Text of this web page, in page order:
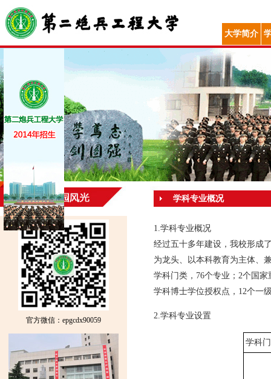
大学简介
学科专业概况
官方微信：epgcdx90059
1.学科专业概况
经过五十多年建设，我校形成
为龙头、以本科教育为主体、
学科门类，76个专业；2个国
学科博士学位授权点，12个一
2.学科专业设置
学科